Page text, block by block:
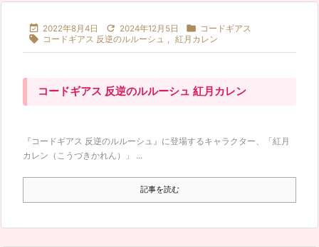
 2022年8月4日  2024年12月5日  コードギアス
 コードギアス 反逆のルルーシュ , 紅月カレン
コードギアス 反逆のルルーシュ 紅月カレン
『コードギアス 反逆のルルーシュ』に登場するキャラクター、「紅月
カレン（こうづきかれん）」 ...
記事を読む